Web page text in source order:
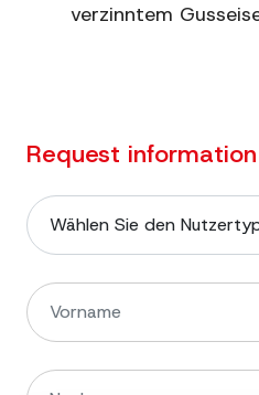
verzinntem
Request